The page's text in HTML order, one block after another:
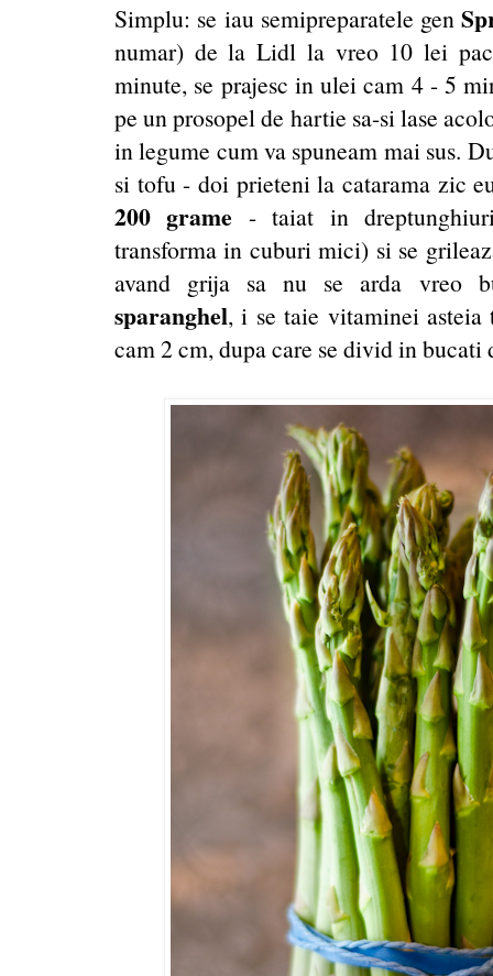
Simplu: se iau semipreparatele gen
numar) de la Lidl la vreo 10 lei
minute, se prajesc in ulei cam 4 - 5
pe un prosopel de hartie sa-si lase
in legume cum va spuneam mai sus.
si tofu - doi prieteni la catarama zic
200 grame - taiat in
transforma in cuburi mici) si se
avand grija sa nu se arda vreo
sparanghel, i se taie vitaminei
cam 2 cm, dupa care se divid in bucati